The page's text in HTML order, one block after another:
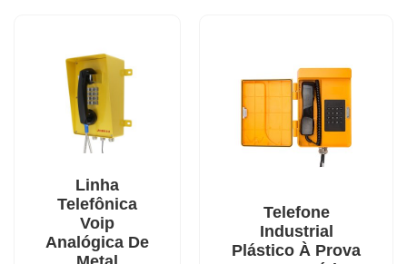
Linha
Telefônica
Voip
Analógica De
Telefone
Industrial
Plástico À Prova